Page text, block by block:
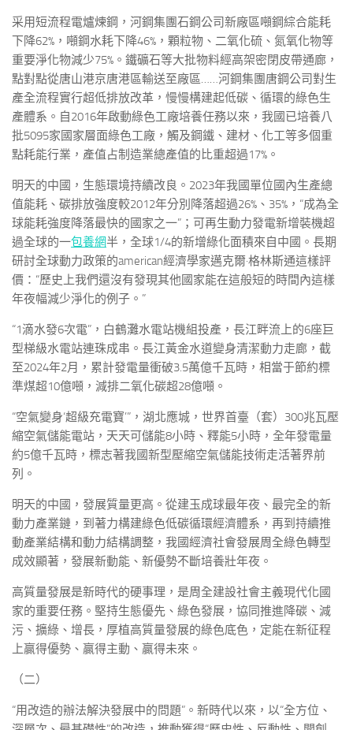
采用短流程電爐煉鋼，河鋼集團石鋼公司新廠區噸鋼綜合能耗
下降62%，噸鋼水耗下降46%，顆粒物、二氧化硫、氮氧化物等
重要淨化物減少75%。鐵礦石等大批物料經高架密閉皮帶通廊，
點對點從唐山港京唐港區輸送至廠區……河鋼集團唐鋼公司對生
產全流程實行超低排放改革，慢慢構建起低碳、循環的綠色生
產體系。自2016年啟動綠色工廠培養任務以來，我國已培養八
批5095家國家層面綠色工廠，觸及鋼鐵、建材、化工等多個重
點耗能行業，產值占制造業總產值的比重超過17%。
明天的中國，生態環境持續改良。2023年我國單位國內生產總
值能耗、碳排放強度較2012年分別降落超過26%、35%，“成為全
球能耗強度降落最快的國家之一”；可再生動力發電新增裝機超
過全球的一包養網半，全球1/4的新增綠化面積來自中國。長期
研討全球動力政策的american經濟學家邁克爾·格林斯通這樣評
價：“歷史上我們還沒有發現其他國家能在這般短的時間內這樣
年夜幅減少淨化的例子。”
“1滴水發6次電”，白鶴灘水電站機組投產，長江畔流上的6座巨
型梯級水電站連珠成串。長江黃金水道變身清潔動力走廊，截
至2024年2月，累計發電量衝破3.5萬億千瓦時，相當于節約標
準煤超10億噸，減排二氧化碳超28億噸。
“空氣變身‘超級充電寶’”，湖北應城，世界首臺（套）300兆瓦壓
縮空氣儲能電站，天天可儲能8小時、釋能5小時，全年發電量
約5億千瓦時，標志著我國新型壓縮空氣儲能技術走活著界前
列。
明天的中國，發展質量更高。從建玉成球最年夜、最完全的新
動力產業鏈，到著力構建綠色低碳循環經濟體系，再到持續推
動產業結構和動力結構調整，我國經濟社會發展周全綠色轉型
成效顯著，發展新動能、新優勢不斷培養壯年夜。
高質量發展是新時代的硬事理，是周全建設社會主義現代化國
家的重要任務。堅持生態優先、綠色發展，協同推進降碳、減
污、擴綠、增長，厚植高質量發展的綠色底色，定能在新征程
上贏得優勢、贏得主動、贏得未來。
（二）
“用改造的辦法解決發展中的問題”。新時代以來，以“全方位、